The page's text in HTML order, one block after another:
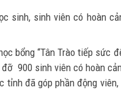
sinh, sinh viên có hoàn
bổng “Tân Trào tiếp sức
900 sinh viên có hoàn
đã góp phần động